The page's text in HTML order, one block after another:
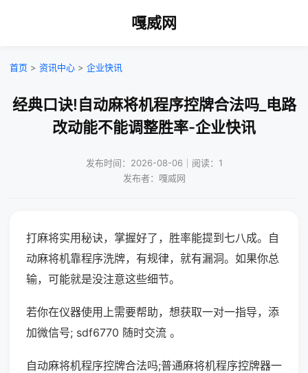
嘎威网
首页 > 资讯中心 > 企业快讯
经典口诀!自动麻将机程序控牌合法吗_电路
改动能不能调整胜率-企业快讯
发布时间：2026-08-06｜阅读：1
发布者：嘎威网
打麻将实用秘诀，掌握好了，胜率能提到七八成。自
动麻将机靠程序洗牌，有规律，就有漏洞。如果你总
输，可能就是没注意这些细节。
若你在仪器使用上需要帮助，想获取一对一指导，添
加微信号; sdf6770 随时交流 。
自动麻将机程序控牌合法吗;普通麻将机程序控牌器一